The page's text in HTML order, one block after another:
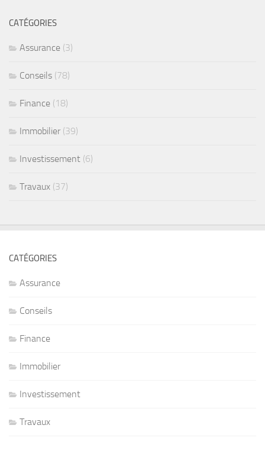
CATÉGORIES
Assurance (3)
Conseils (78)
Finance (18)
Immobilier (39)
Investissement (6)
Travaux (37)
CATÉGORIES
Assurance
Conseils
Finance
Immobilier
Investissement
Travaux